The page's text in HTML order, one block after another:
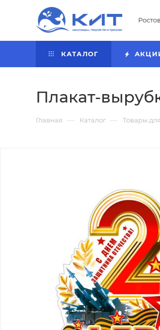
КАТАЛОГ
Плакат-
Главная — Каталог — Товары